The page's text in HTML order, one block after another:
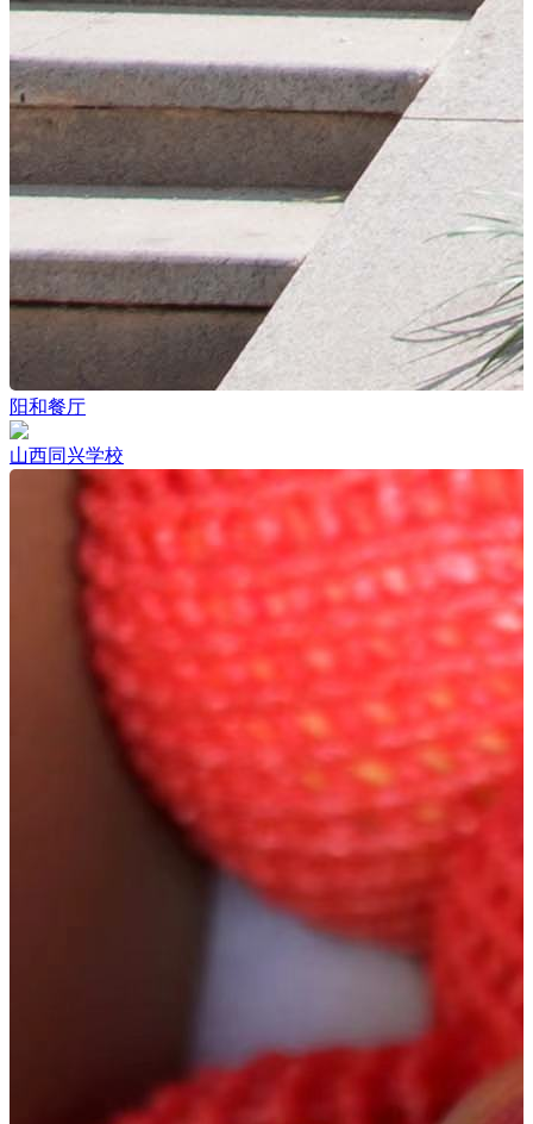
阳和餐厅
山西同兴学校